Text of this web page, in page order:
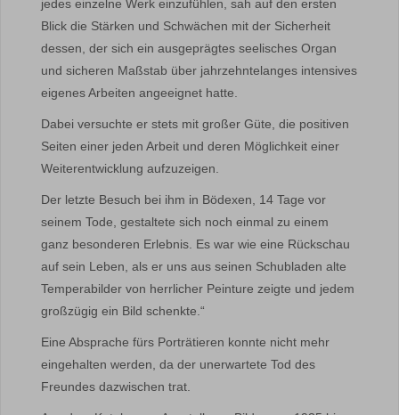
jedes einzelne Werk einzufühlen, sah auf den ersten
Blick die Stärken und Schwächen mit der Sicherheit
dessen, der sich ein ausgeprägtes seelisches Organ
und sicheren Maßstab über jahrzehntelanges intensives
eigenes Arbeiten angeeignet hatte.
Dabei versuchte er stets mit großer Güte, die positiven
Seiten einer jeden Arbeit und deren Möglichkeit einer
Weiterentwicklung aufzuzeigen.
Der letzte Besuch bei ihm in Bödexen, 14 Tage vor
seinem Tode, gestaltete sich noch einmal zu einem
ganz besonderen Erlebnis. Es war wie eine Rückschau
auf sein Leben, als er uns aus seinen Schubladen alte
Temperabilder von herrlicher Peinture zeigte und jedem
großzügig ein Bild schenkte.“
Eine Absprache fürs Porträtieren konnte nicht mehr
eingehalten werden, da der unerwartete Tod des
Freundes dazwischen trat.